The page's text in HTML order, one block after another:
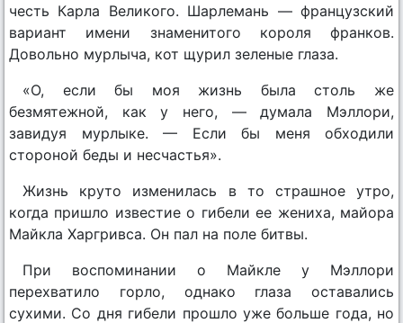
честь Карла Великого. Шарлемань — французский
вариант имени знаменитого короля франков.
Довольно мурлыча, кот щурил зеленые глаза.
«О, если бы моя жизнь была столь же
безмятежной, как у него, — думала Мэллори,
завидуя мурлыке. — Если бы меня обходили
стороной беды и несчастья».
Жизнь круто изменилась в то страшное утро,
когда пришло известие о гибели ее жениха, майора
Майкла Харгривса. Он пал на поле битвы.
При воспоминании о Майкле у Мэллори
перехватило горло, однако глаза оставались
сухими. Со дня гибели прошло уже больше года, но